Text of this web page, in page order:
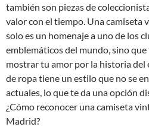
también son piezas de
valor con el tiempo. Una camiseta
solo es un homenaje a uno de los
emblemáticos del mundo, sino
mostrar tu amor por la historia del
de ropa tiene un estilo que no se
actuales, lo que te da una opción
¿Cómo reconocer una camiseta
Madrid?